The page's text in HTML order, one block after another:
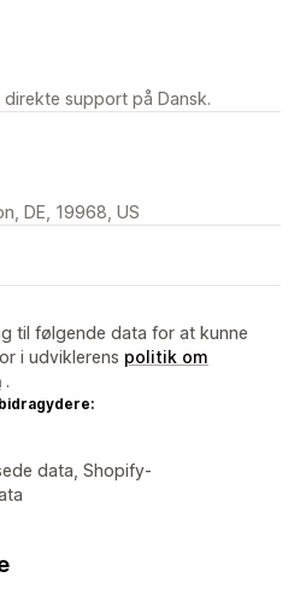
support på Dansk.
DE, 19968, US
til følgende data for at kunne
i udviklerens politik om
.
data, Shopify-